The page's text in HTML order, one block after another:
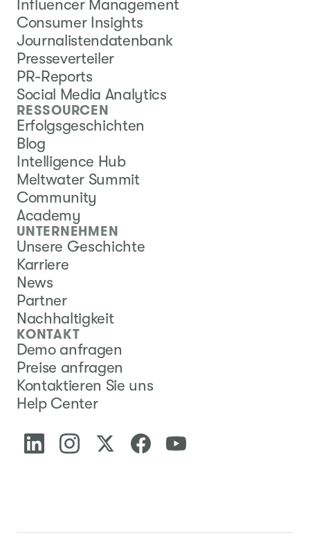
Influencer Management
Consumer Insights
Journalistendatenbank
Presseverteiler
PR-Reports
Social Media Analytics
RESSOURCEN
Erfolgsgeschichten
Blog
Intelligence Hub
Meltwater Summit
Community
Academy
UNTERNEHMEN
Unsere Geschichte
Karriere
News
Partner
Nachhaltigkeit
KONTAKT
Demo anfragen
Preise anfragen
Kontaktieren Sie uns
Help Center